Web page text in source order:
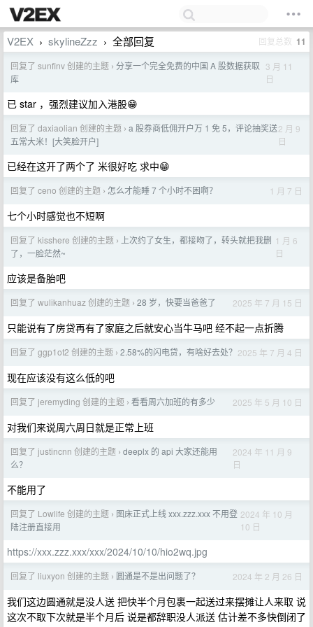
V2EX › skylineZzz › 全部回复 回复总数 11
回复了 sunfinv 创建的主题 › 分享一个完全免费的中国 A 股数据获取
库
3 月 11
日
已 star ，强烈建议加入港股😁
回复了 daxiaolian 创建的主题 › a 股券商低佣开户万 1 免 5，评论抽奖送
五常大米！[大笑脸开户]
2 月 9
日
已经在这开了两个了 米很好吃 求中😁
回复了 ceno 创建的主题 › 怎么才能睡 7 个小时不困啊？ 1 月 7 日
七个小时感觉也不短啊
回复了 kisshere 创建的主题 ›
上次约了女生，都接吻了，转头就把我删
了，一脸茫然~
1 月 6
日
应该是备胎吧
回复了 wulikanhuaz 创建的主题 › 28 岁，快要当爸爸了 2025 年 7 月 15 日
只能说有了房贷再有了家庭之后就安心当牛马吧 经不起一点折腾
回复了 ggp1ot2 创建的主题 › 2.58%的闪电贷，有啥好去处？ 2025 年 7 月 4 日
现在应该没有这么低的吧
回复了 jeremyding 创建的主题 › 看看周六加班的有多少 2025 年 5 月 10 日
对我们来说周六周日就是正常上班
回复了 justincnn 创建的主题 › deeplx 的 api 大家还能用
么？
2024 年 11 月 9
日
不能用了
回复了 Lowlife 创建的主题 › 图床正式上线 xxx.zzz.xxx 不用登
陆注册直接用
2024 年 10 月
10 日
https://xxx.zzz.xxx/xxx/2024/10/10/hio2wq.jpg
回复了 liuxyon 创建的主题 › 圆通是不是出问题了？ 2024 年 2 月 26 日
我们这边圆通就是没人送 把快半个月包裹一起送过来摆摊让人来取 说
这次不取下次就是半个月后 说是都辞职没人派送 估计差不多快倒闭了